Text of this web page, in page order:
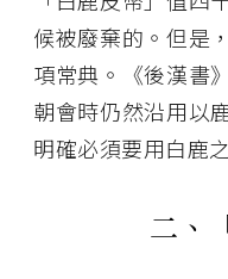
候被廢棄的。但是
項常典。《後漢書
朝會時仍然沿用以
明確必須要用白鹿
二、